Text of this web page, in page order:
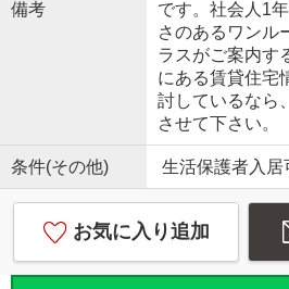
備考
です。社会人1
さのあるワンル
ラスがご案内す
にある賃貸住宅
討しているなら
させて下さい。
条件(その他) 生活保護者入居
お気に入り追加